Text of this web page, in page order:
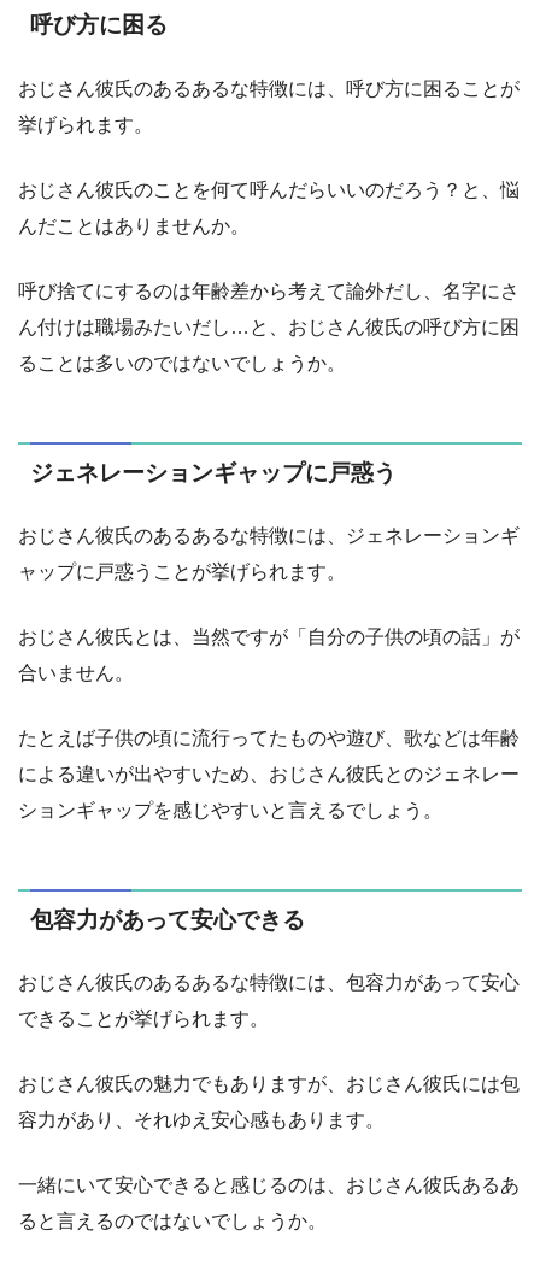
呼び方に困る
おじさん彼氏のあるあるな特徴には、呼び方に困ることが
挙げられます。
おじさん彼氏のことを何て呼んだらいいのだろう？と、悩
んだことはありませんか。
呼び捨てにするのは年齢差から考えて論外だし、名字にさ
ん付けは職場みたいだし…と、おじさん彼氏の呼び方に困
ることは多いのではないでしょうか。
ジェネレーションギャップに戸惑う
おじさん彼氏のあるあるな特徴には、ジェネレーションギ
ャップに戸惑うことが挙げられます。
おじさん彼氏とは、当然ですが「自分の子供の頃の話」が
合いません。
たとえば子供の頃に流行ってたものや遊び、歌などは年齢
による違いが出やすいため、おじさん彼氏とのジェネレー
ションギャップを感じやすいと言えるでしょう。
包容力があって安心できる
おじさん彼氏のあるあるな特徴には、包容力があって安心
できることが挙げられます。
おじさん彼氏の魅力でもありますが、おじさん彼氏には包
容力があり、それゆえ安心感もあります。
一緒にいて安心できると感じるのは、おじさん彼氏あるあ
ると言えるのではないでしょうか。